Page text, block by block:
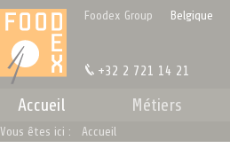
Foodex Group Belgique
+32 2 721 14 21
Accueil Métiers
Vous êtes ici : Accueil
Panneau de gestion des cookies